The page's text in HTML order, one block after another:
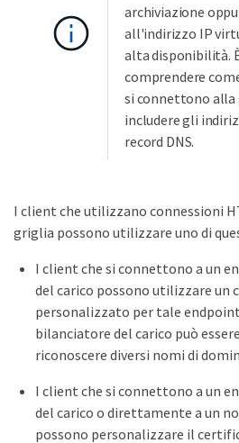
archiviazione
all'indirizzo IP
alta disponibilità.
comprendere
si connettono alla
includere gli
record DNS.
I client che utilizzano connessioni
griglia possono utilizzare uno di
I client che si connettono a un
del carico possono utilizzare un
personalizzato per tale
bilanciatore del carico può
riconoscere diversi nomi di
I client che si connettono a un
del carico o direttamente a un
possono personalizzare il